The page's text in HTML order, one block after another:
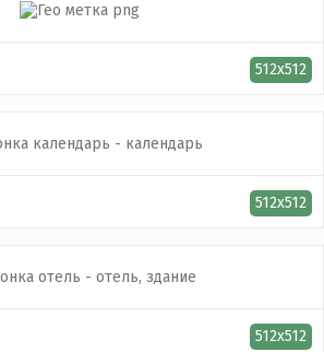
512x512
512x512
512x512